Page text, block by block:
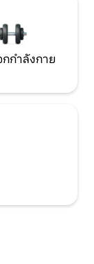
กำลังกาย